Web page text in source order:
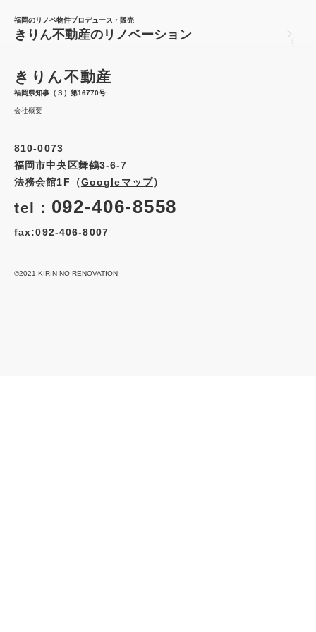
福岡のリノベ物件プロデュース・販売
きりん不動産のリノベーション
きりん不動産
福岡県知事（３）第16770号
会社概要
810-0073
福岡市中央区舞鶴3-6-7
法務会館1F（Googleマップ）
tel： 092-406-8558
fax:092-406-8007
©2021 KIRIN NO RENOVATION